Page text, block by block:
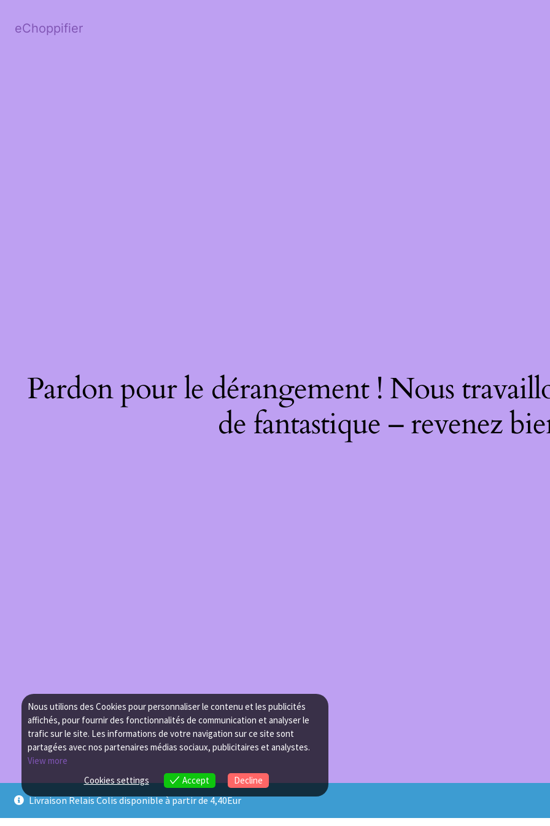
Livraison Relais Colis disponible à partir de 4,40Eur
eChoppifier
Pardon pour le dérangement ! Nous
de fantastique – revenez
Nous utilions des Cookies pour personnaliser le contenu et les publicités
affichés, pour fournir des fonctionnalités de communication et analyser le
trafic sur le site. Les informations de votre navigation sur ce site sont
partagées avec nos partenaires médias sociaux, publicitaires et analystes.
View more
Cookies settings
Accept Decline